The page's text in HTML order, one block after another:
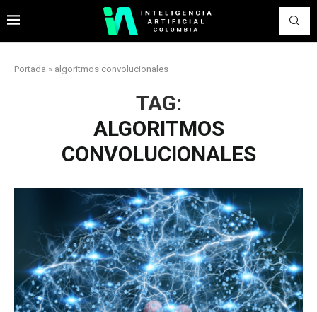
Portada » algoritmos convolucionales
TAG:
ALGORITMOS
CONVOLUCIONALES